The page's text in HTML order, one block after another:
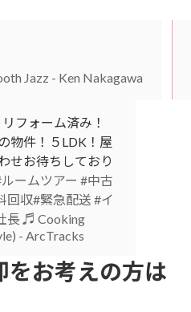
Jazz - Ken Nakagawa
リフォーム済み！
物件！５LDK！屋
せお待ちしており
ームツアー #中古
回収#緊急配送 #イ
長 ♬ Cooking
- ArcTracks
をお考えの方は